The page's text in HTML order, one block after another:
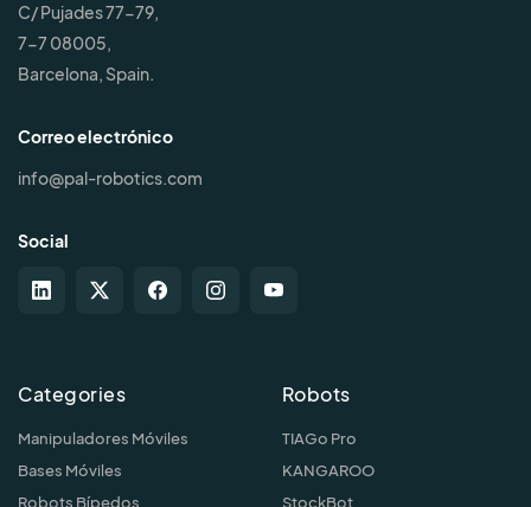
C/ Pujades 77-79,
7-7 08005,
Barcelona, Spain.
Correo electrónico
info@pal-robotics.com
Social
Categories
Manipuladores Móviles
Bases Móviles
Robots Bípedos
Robots
TIAGo Pro
KANGAROO
StockBot